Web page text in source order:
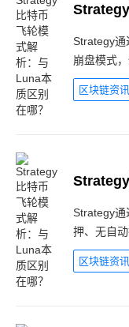
Strategy通
崩盘模式
区块链资讯
Strategy通
押、无自
区块链资讯